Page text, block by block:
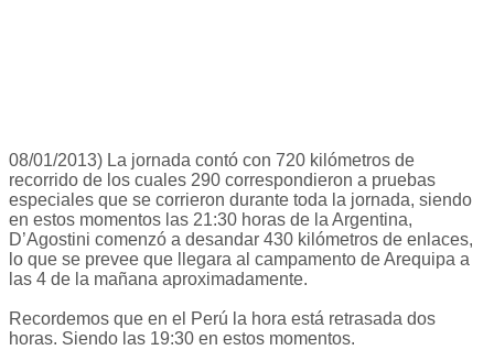
08/01/2013) La jornada contó con 720 kilómetros de
recorrido de los cuales 290 correspondieron a pruebas
especiales que se corrieron durante toda la jornada, siendo
en estos momentos las 21:30 horas de la Argentina,
D’Agostini comenzó a desandar 430 kilómetros de enlaces,
lo que se prevee que llegara al campamento de Arequipa a
las 4 de la mañana aproximadamente.
Recordemos que en el Perú la hora está retrasada dos
horas. Siendo las 19:30 en estos momentos.